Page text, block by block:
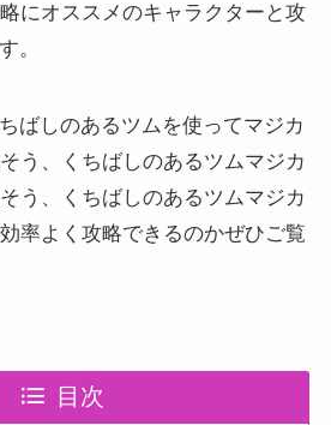
にオススメのキャラクターと攻
。
ばしのあるツムを使ってマジカ
う、くちばしのあるツムマジカ
う、くちばしのあるツムマジカ
率よく攻略できるのかぜひご覧
目次